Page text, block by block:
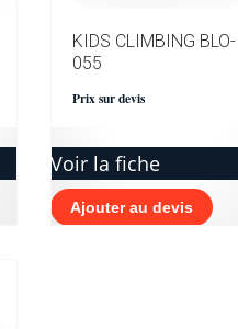
KIDS CLIMBING BLO-
055
Prix sur devis
Voir la fiche
Ajouter au devis